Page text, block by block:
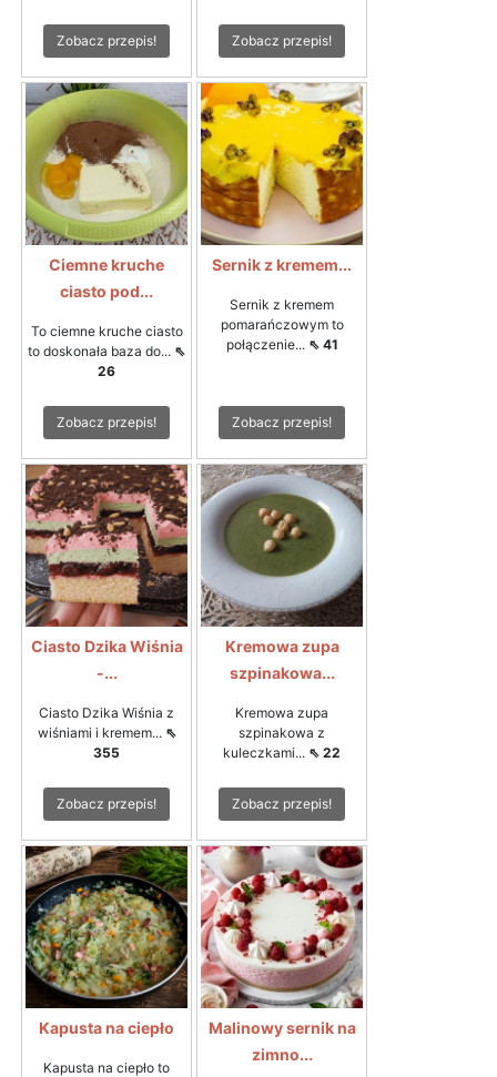
Zobacz przepis! Zobacz przepis!
Ciemne kruche
ciasto pod...
To ciemne kruche ciasto
to doskonała baza do... ⇖
26
Zobacz przepis!
Sernik z kremem...
Sernik z kremem
pomarańczowym to
połączenie... ⇖ 41
Zobacz przepis!
Ciasto Dzika Wiśnia
-...
Ciasto Dzika Wiśnia z
wiśniami i kremem... ⇖
355
Zobacz przepis!
Kremowa zupa
szpinakowa...
Kremowa zupa
szpinakowa z
kuleczkami... ⇖ 22
Zobacz przepis!
Kapusta na ciepło
Kapusta na ciepło to
Malinowy sernik na
zimno...